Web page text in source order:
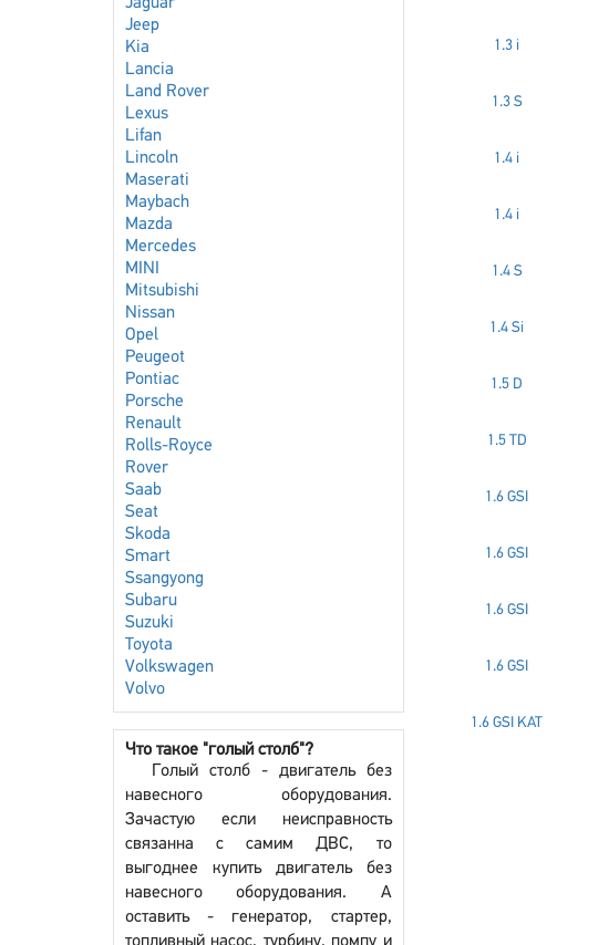
Jeep
Kia
Lancia
Land Rover
Lexus
Lifan
Lincoln
Maserati
Maybach
Mazda
Mercedes
MINI
Mitsubishi
Nissan
Opel
Peugeot
Pontiac
Porsche
Renault
Rolls-Royce
Rover
Saab
Seat
Skoda
Smart
Ssangyong
Subaru
Suzuki
Toyota
Volkswagen
Volvo
Что такое "голый столб"?
Голый столб - двигатель без
навесного оборудования.
Зачастую если неисправность
связанна с самим ДВС, то
выгоднее купить двигатель без
навесного оборудования. А
оставить - генератор, стартер,
1.3 i
1.3 S
1.4 i
1.4 i
1.4 S
1.4 Si
1.5 D
1.5 TD
1.6 GSI
1.6 GSI
1.6 GSI
1.6 GSI
1.6 GSI KAT